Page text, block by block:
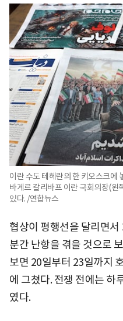
이란 수도 테헤란의 한 키오스크에
바게르 갈리바프 이란 국회의장(왼
있다. /연합뉴스
협상이 평행선을 달리면
분간 난항을 겪을 것으로
보면 20일부터 23일까지
에 그쳤다. 전쟁 전에는 하
였다.